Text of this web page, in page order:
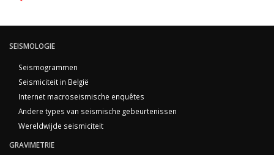
SEISMOLOGIE
Seismogrammen
Seismiciteit in België
Internet macroseismische enquêtes
Andere types van seismische gebeurtenissen
Wereldwijde seismiciteit
GRAVIMETRIE